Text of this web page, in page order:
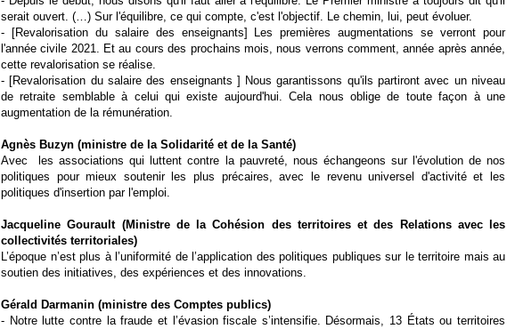
serait ouvert. (…) Sur l'équilibre, ce qui compte, c'est l'objectif. Le chemin, lui, peut évoluer.
- [Revalorisation du salaire des enseignants] Les premières augmentations se verront pour
l'année civile 2021. Et au cours des prochains mois, nous verrons comment, année après année,
cette revalorisation se réalise.
- [Revalorisation du salaire des enseignants ] Nous garantissons qu'ils partiront avec un niveau
deretraite semblable à celui qui existe aujourd'hui. Cela nous oblige de toute façon à une
augmentation de la rémunération.
Agnès Buzyn (ministre de la Solidarité et de la Santé)
Avec
les associations qui luttent contre la pauvreté, nous échangeons sur l'évolution de nos
politiques pour mieux soutenir les plus précaires, avec le revenu universel d'activité et les
politiques d'insertion par l'emploi.
Jacqueline Gourault (Ministre de la Cohésion des territoireset des Relations avec les
collectivités territoriales)
L’époque n’est plus à l’uniformité de l’application des politiques publiques sur le territoire mais au
soutien des initiatives, des expériences et des innovations.
Gérald Darmanin (ministre des Comptes publics)
- Notre lutte contre la fraude et l’évasion fiscale s’intensifie. Désormais, 13 États ou territoires